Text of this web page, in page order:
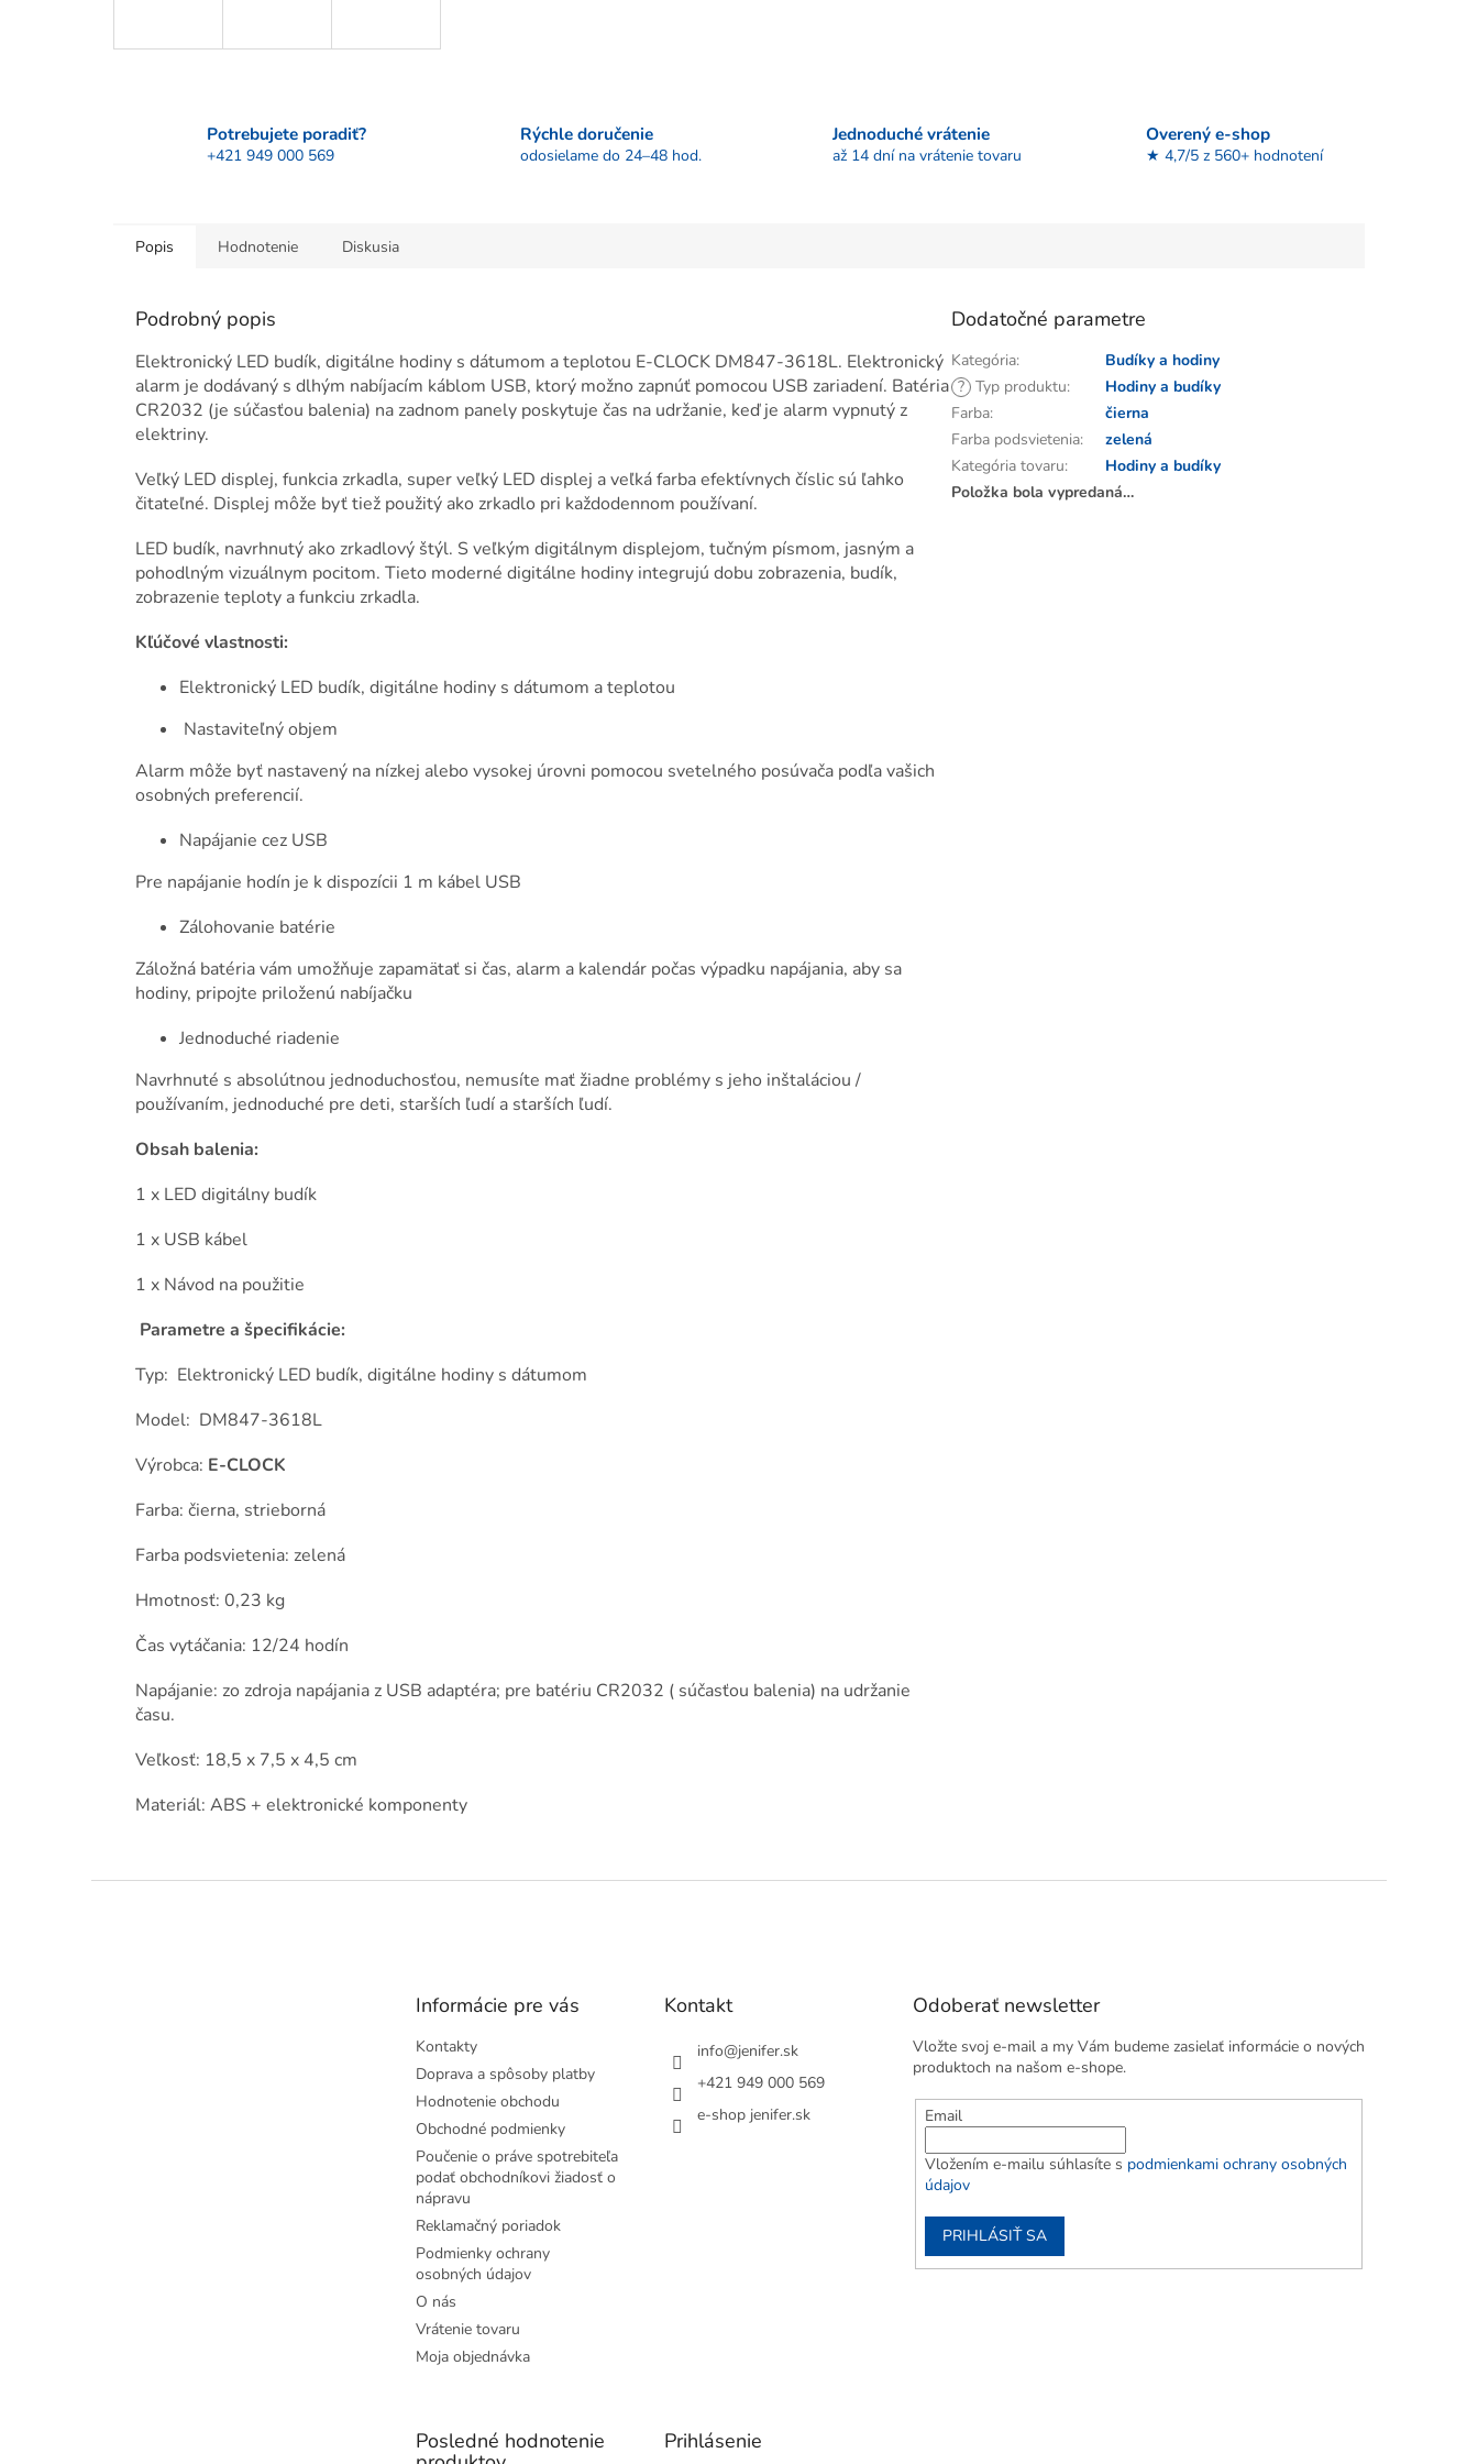
Potrebujete poradiť?
+421 949 000 569
Rýchle doručenie
odosielame do 24–48 hod.
Jednoduché vrátenie
až 14 dní na vrátenie tovaru
Overený e-shop
★ 4,7/5 z 560+ hodnotení
Popis Hodnotenie Diskusia
Podrobný popis
Elektronický LED budík, digitálne hodiny s dátumom a teplotou E-CLOCK DM847-3618L. Elektronický
alarm je dodávaný s dlhým nabíjacím káblom USB, ktorý možno zapnúť pomocou USB zariadení. Batéria
CR2032 (je súčasťou balenia) na zadnom panely poskytuje čas na udržanie, keď je alarm vypnutý z
elektriny.
Veľký LED displej, funkcia zrkadla, super veľký LED displej a veľká farba efektívnych číslic sú ľahko
čitateľné. Displej môže byť tiež použitý ako zrkadlo pri každodennom používaní.
LED budík, navrhnutý ako zrkadlový štýl. S veľkým digitálnym displejom, tučným písmom, jasným a
pohodlným vizuálnym pocitom. Tieto moderné digitálne hodiny integrujú dobu zobrazenia, budík,
zobrazenie teploty a funkciu zrkadla.
Kľúčové vlastnosti:
Elektronický LED budík, digitálne hodiny s dátumom a teplotou
Nastaviteľný objem
Alarm môže byť nastavený na nízkej alebo vysokej úrovni pomocou svetelného posúvača podľa vašich
osobných preferencií.
Napájanie cez USB
Pre napájanie hodín je k dispozícii 1 m kábel USB
Zálohovanie batérie
Záložná batéria vám umožňuje zapamätať si čas, alarm a kalendár počas výpadku napájania, aby sa
hodiny, pripojte priloženú nabíjačku
Jednoduché riadenie
Navrhnuté s absolútnou jednoduchosťou, nemusíte mať žiadne problémy s jeho inštaláciou /
používaním, jednoduché pre deti, starších ľudí a starších ľudí.
Obsah balenia:
1 x LED digitálny budík
1 x USB kábel
1 x Návod na použitie
Parametre a špecifikácie:
Typ: Elektronický LED budík, digitálne hodiny s dátumom
Model: DM847-3618L
Výrobca: E-CLOCK
Farba: čierna, strieborná
Farba podsvietenia: zelená
Hmotnosť: 0,23 kg
Čas vytáčania: 12/24 hodín
Napájanie: zo zdroja napájania z USB adaptéra; pre batériu CR2032 ( súčasťou balenia) na udržanie
času.
Veľkosť: 18,5 x 7,5 x 4,5 cm
Materiál: ABS + elektronické komponenty
Dodatočné parametre
Kategória:
Budíky a hodiny
? Typ produktu:
Hodiny a budíky
Farba:
čierna
Farba podsvietenia:
zelená
Kategória tovaru:
Hodiny a budíky
Položka bola vypredaná…
Informácie pre vás
Kontakty
Doprava a spôsoby platby
Hodnotenie obchodu
Obchodné podmienky
Poučenie o práve spotrebiteľa
podať obchodníkovi žiadosť o
nápravu
Reklamačný poriadok
Podmienky ochrany
osobných údajov
O nás
Vrátenie tovaru
Moja objednávka
Kontakt
info@jenifer.sk
+421 949 000 569
e-shop jenifer.sk
Odoberať newsletter
Vložte svoj e-mail a my Vám budeme zasielať informácie o nových
produktoch na našom e-shope.
Email
Vložením e-mailu súhlasíte s podmienkami ochrany osobných
údajov
PRIHLÁSIŤ SA
Posledné hodnotenie Prihlásenie